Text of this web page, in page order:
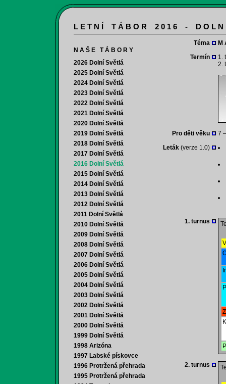
L E T N Í T Á B O R 2 0 1 6 - D O L
N A Š E T Á B O R Y
2026 Dolní Světlá
2025 Dolní Světlá
2024 Dolní Světlá
2023 Dolní Světlá
2022 Dolní Světlá
2021 Dolní Světlá
2020 Dolní Světlá
2019 Dolní Světlá
2018 Dolní Světlá
2017 Dolní Světlá
2016 Dolní Světlá
2015 Dolní Světlá
2014 Dolní Světlá
2013 Dolní Světlá
2012 Dolní Světlá
2011 Dolní Světlá
2010 Dolní Světlá
2009 Dolní Světlá
2008 Dolní Světlá
2007 Dolní Světlá
2006 Dolní Světlá
2005 Dolní Světlá
2004 Dolní Světlá
2003 Dolní Světlá
2002 Dolní Světlá
2001 Dolní Světlá
2000 Dolní Světlá
1999 Dolní Světlá
1998 Arizóna
1997 Labské pískovce
1996 Protržená přehrada
1995 Protržená přehrada
Téma
M
Termín
1.
2.
Pro děti věku
7
Leták (verze 1.0)
1. turnus
2. turnus